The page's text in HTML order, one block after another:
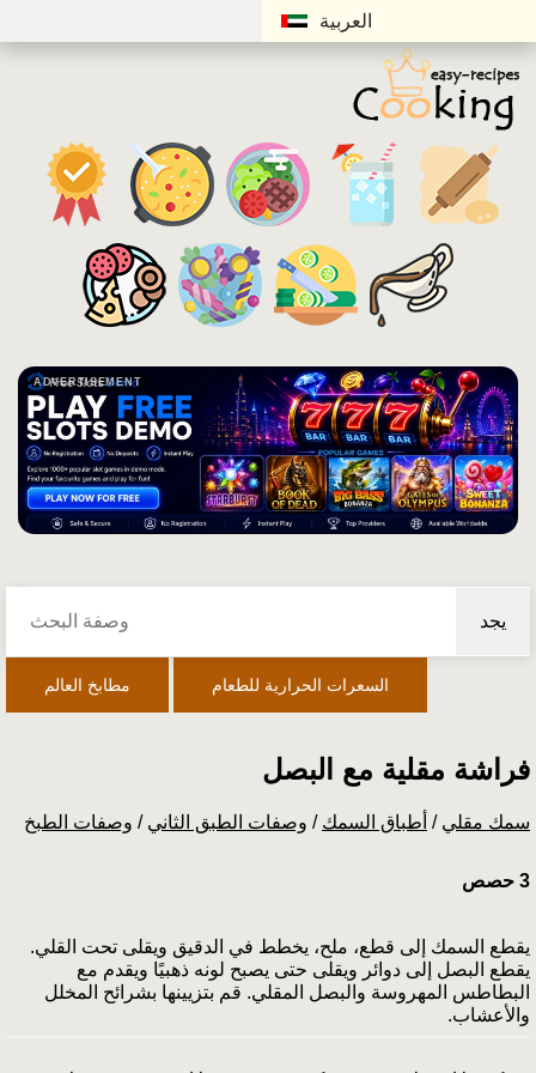
العربية
ADVERTISEMENT
يجد
مطابخ العالم السعرات الحرارية للطعام
فراشة مقلية مع البصل
وصفات الطبخ / وصفات الطبق الثاني / أطباق السمك / سمك مقلي
3 حصص
يقطع السمك إلى قطع، ملح، يخطط في الدقيق ويقلى تحت القلي.
يقطع البصل إلى دوائر ويقلى حتى يصبح لونه ذهبيًا ويقدم مع
البطاطس المهروسة والبصل المقلي. قم بتزيينها بشرائح المخلل
والأعشاب.